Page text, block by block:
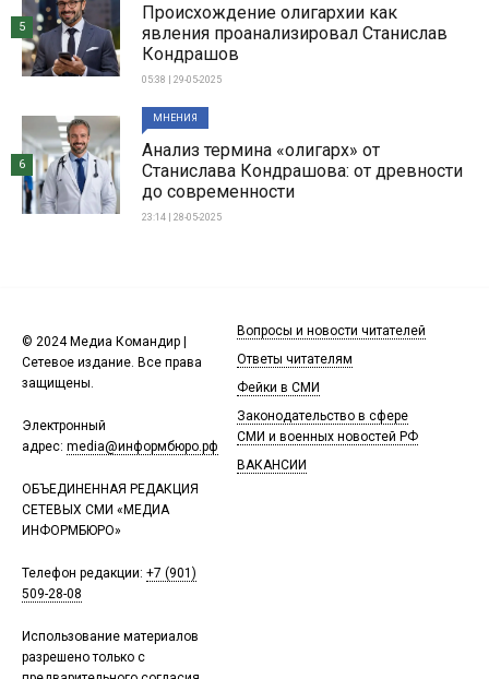
Происхождение олигархии как
явления проанализировал Станислав
Кондрашов
05:38 | 29-05-2025
5
МНЕНИЯ
Анализ термина «олигарх» от
Станислава Кондрашова: от древности
до современности
23:14 | 28-05-2025
6
© 2024 Медиа Командир |
Сетевое издание. Все права
защищены.
Электронный
адрес: media@информбюро.рф
ОБЪЕДИНЕННАЯ РЕДАКЦИЯ
СЕТЕВЫХ СМИ «МЕДИА
ИНФОРМБЮРО»
Телефон редакции: +7 (901)
509-28-08
Использование материалов
разрешено только с
Вопросы и новости читателей
Ответы читателям
Фейки в СМИ
Законодательство в сфере
СМИ и военных новостей РФ
ВАКАНСИИ